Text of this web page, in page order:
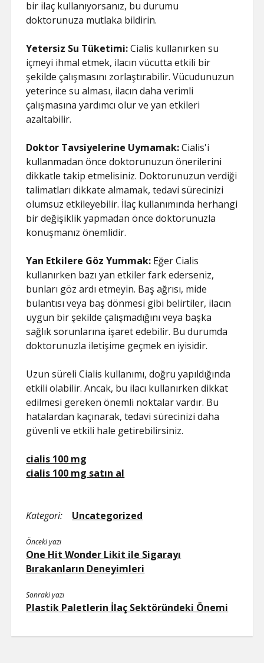
bir ilaç kullanıyorsanız, bu durumu
doktorunuza mutlaka bildirin.
Yetersiz Su Tüketimi:Cialis kullanırken su
içmeyi ihmal etmek, ilacın vücutta etkili bir
şekilde çalışmasını zorlaştırabilir. Vücudunuzun
yeterince su alması, ilacın daha verimli
çalışmasına yardımcı olur ve yan etkileri
azaltabilir.
Doktor Tavsiyelerine Uymamak:Cialis'i
kullanmadan önce doktorunuzun önerilerini
dikkatle takip etmelisiniz. Doktorunuzun verdiği
talimatları dikkate almamak, tedavi sürecinizi
olumsuz etkileyebilir. İlaç kullanımında herhangi
bir değişiklik yapmadan önce doktorunuzla
konuşmanız önemlidir.
Yan Etkilere Göz Yummak: Eğer Cialis
kullanırken bazı yan etkiler fark ederseniz,
bunları göz ardı etmeyin. Baş ağrısı, mide
bulantısı veya baş dönmesi gibi belirtiler, ilacın
uygun bir şekilde çalışmadığını veya başka
sağlık sorunlarına işaret edebilir. Bu durumda
doktorunuzla iletişime geçmek en iyisidir.
Uzun süreli Cialis kullanımı, doğru yapıldığında
etkili olabilir. Ancak, bu ilacı kullanırken dikkat
edilmesi gereken önemli noktalar vardır. Bu
hatalardan kaçınarak, tedavi sürecinizi daha
güvenli ve etkili hale getirebilirsiniz.
cialis 100 mg
cialis 100 mg satın al
Kategori: Uncategorized
Önceki yazı
One Hit Wonder Likit ile Sigarayı
Bırakanların Deneyimleri
Sonraki yazı
Plastik Paletlerin İlaç Sektöründeki Önemi